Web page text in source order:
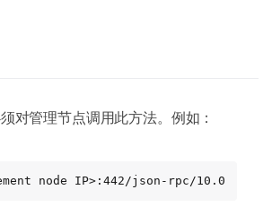
对管理节点调用此方法。例如：
node IP>:442/json-rpc/10.0